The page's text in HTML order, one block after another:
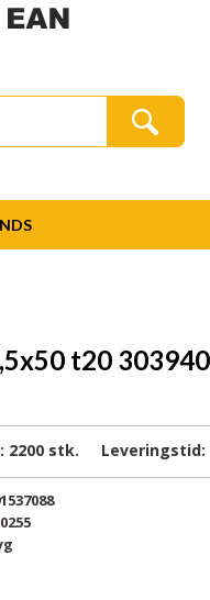
t20
2200 stk. Leveringstid: